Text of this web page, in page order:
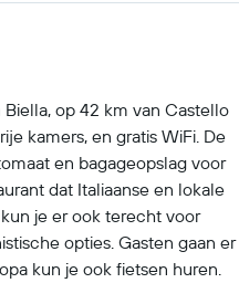
op 42 km van Castello
kamers, en gratis WiFi. De
en bagageopslag voor
dat Italiaanse en lokale
je er ook terecht voor
opties. Gasten gaan er
kun je ook fietsen huren.